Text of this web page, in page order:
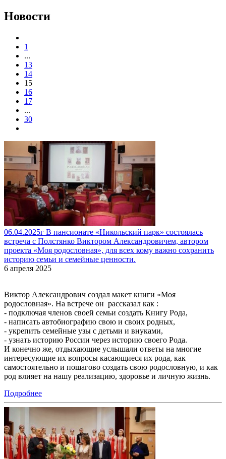
Новости
1
...
13
14
15
16
17
...
30
06.04.2025г В пансионате «Никольский парк» состоялась
встреча с Полстянко Виктором Александровичем, автором
проекта «Моя родословная», для всех кому важно сохранить
историю семьи и семейные ценности.
6 апреля 2025
Виктор Александрович создал макет книги «Моя
родословная». На встрече он рассказал как :
- подключая членов своей семьи создать Книгу Рода,
- написать автобиографию свою и своих родных,
- укрепить семейные узы с детьми и внуками,
- узнать историю России через историю своего Рода.
И конечно же, отдыхающие услышали ответы на многие
интересующие их вопросы касающиеся их рода, как
самостоятельно и пошагово создать свою родословную, и как
род влияет на нашу реализацию, здоровье и личную жизнь.
Подробнее